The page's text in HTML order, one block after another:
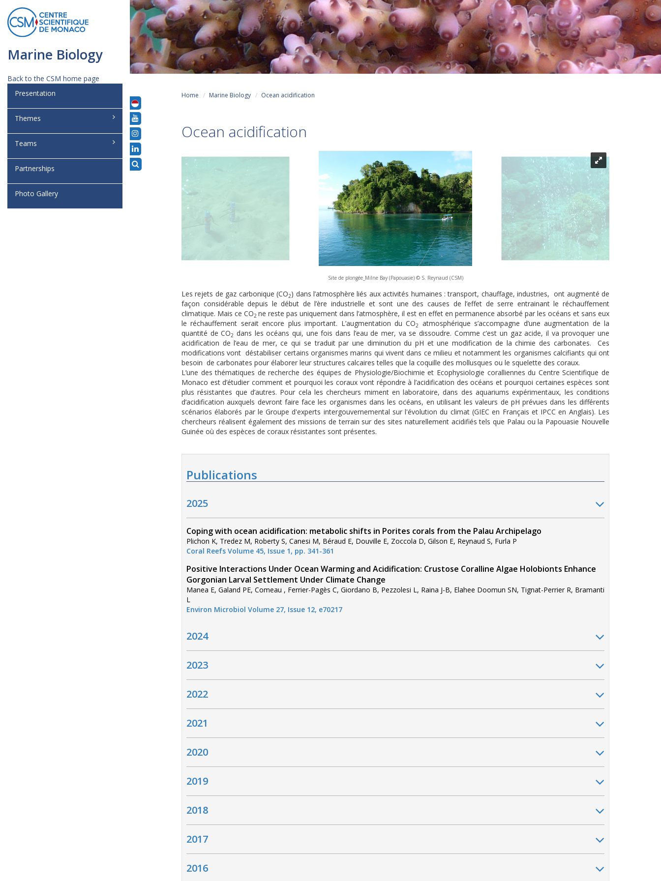
Marine Biology
Back to the CSM home page
Presentation
Themes
Teams
Partnerships
Photo Gallery
Home Marine Biology Ocean acidification
Ocean acidification
Site de plongée_Milne Bay (Papouasie) © S. Reynaud (CSM)
Les rejets de gaz carbonique (CO2) dans l’atmosphère liés aux activités humaines : transport, chauffage, industries, ont augmenté de
façon considérable depuis le début de l’ère industrielle et sont une des causes de l’effet de serre entrainant le réchauffement
climatique. Mais ce CO2 ne reste pas uniquement dans l’atmosphère, il est en effet en permanence absorbé par les océans et sans eux
le réchauffement serait encore plus important. L’augmentation du CO2
atmosphérique s’accompagne d’une augmentation de la
quantité de CO2 dans les océans qui, une fois dans l’eau de mer, va se dissoudre. Comme c’est un gaz acide, il va provoquer une
acidification de l’eau de mer, ce qui se traduit par une diminution du pH et une modification de la chimie des carbonates. Ces
modifications vont déstabiliser certains organismes marins qui vivent dans ce milieu et notamment les organismes calcifiants qui ont
besoin de carbonates pour élaborer leur structures calcaires telles que la coquille des mollusques ou le squelette des coraux.
L’une des thématiques de recherche des équipes de Physiologie/Biochimie et Ecophysiologie coralliennes du Centre Scientifique de
Monaco est d’étudier comment et pourquoi les coraux vont répondre à l’acidification des océans et pourquoi certaines espèces sont
plus résistantes que d’autres. Pour cela les chercheurs miment en laboratoire, dans des aquariums expérimentaux, les conditions
d’acidification auxquels devront faire face les organismes dans les océans, en utilisant les valeurs de pH prévues dans les différents
scénarios élaborés par le Groupe d'experts intergouvernemental sur l'évolution du climat (GIEC en Français et IPCC en Anglais). Les
chercheurs réalisent également des missions de terrain sur des sites naturellement acidifiés tels que Palau ou la Papouasie Nouvelle
Guinée où des espèces de coraux résistantes sont présentes.
Publications
2025
Coping with ocean acidification: metabolic shifts in Porites corals from the Palau Archipelago
Plichon K, Tredez M, Roberty S, Canesi M, Béraud E, Douville E, Zoccola D, Gilson E, Reynaud S, Furla P
Coral Reefs Volume 45, Issue 1, pp. 341-361
Positive Interactions Under Ocean Warming and Acidification: Crustose Coralline Algae Holobionts Enhance
Gorgonian Larval Settlement Under Climate Change
Manea E, Galand PE, Comeau , Ferrier-Pagès C, Giordano B, Pezzolesi L, Raina J-B, Elahee Doomun SN, Tignat-Perrier R, Bramanti
L
Environ Microbiol Volume 27, Issue 12, e70217
2024
2023
2022
2021
2020
2019
2018
2017
2016